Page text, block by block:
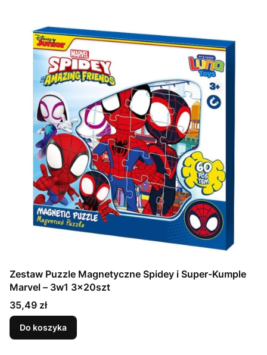
Zestaw Puzzle Magnetyczne Spidey i Super-Kumple
Marvel – 3w1 3x20szt
Cena
35,49 zł
Do koszyka